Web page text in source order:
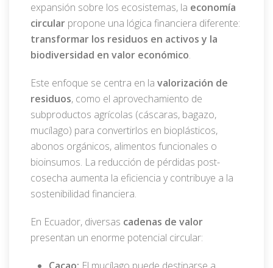
expansión sobre los ecosistemas, la economía
circular propone una lógica financiera diferente:
transformar los residuos en activos y la
biodiversidad en valor económico.
Este enfoque se centra en la valorización de
residuos, como el aprovechamiento de
subproductos agrícolas (cáscaras, bagazo,
mucílago) para convertirlos en bioplásticos,
abonos orgánicos, alimentos funcionales o
bioinsumos. La reducción de pérdidas post-
cosecha aumenta la eficiencia y contribuye a la
sostenibilidad financiera.
En Ecuador, diversas cadenas de valor
presentan un enorme potencial circular: